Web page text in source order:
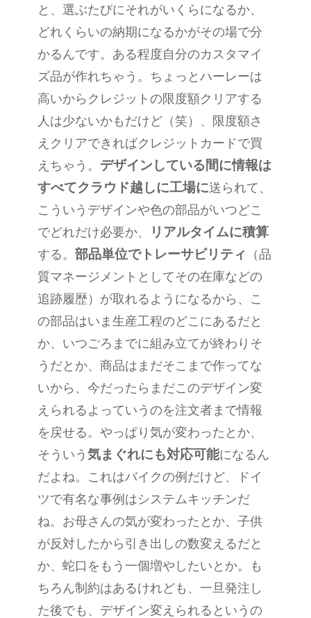
と、選ぶたびにそれがいくらになるか、
どれくらいの納期になるかがその場で分
かるんです。ある程度自分のカスタマイ
ズ品が作れちゃう。ちょっとハーレーは
高いからクレジットの限度額クリアする
人は少ないかもだけど（笑）、限度額さ
えクリアできればクレジットカードで買
えちゃう。 デザインしている間に情報は
すべてクラウド越しに工場に送られて、
こういうデザインや色の部品がいつどこ
でどれだけ必要か、
リアルタイムに積算
する。 部品単位でトレーサビリティ
（品
質マネージメントとしてその在庫などの
追跡履歴）が取れるようになるから、こ
の部品はいま生産工程のどこにあるだと
か、いつごろまでに組み立てが終わりそ
うだとか、商品はまだそこまで作ってな
いから、今だったらまだこのデザイン変
えられるよっていうのを注文者まで情報
を戻せる。やっぱり気が変わったとか、
そういう 気まぐれにも対応可能になるん
だよね。これはバイクの例だけど、ドイ
ツで有名な事例はシステムキッチンだ
ね。お母さんの気が変わったとか、子供
が反対したから引き出しの数変えるだと
か、蛇口をもう一個増やしたいとか。も
ちろん制約はあるけれども、一旦発注し
た後でも、デザイン変えられるというの